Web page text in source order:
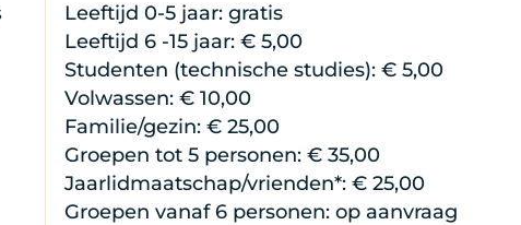
Leeftijd 0-5 jaar: gratis
Leeftijd 6 -15 jaar: € 5,00
Studenten (technische studies): € 5,00
Volwassen: € 10,00
Familie/gezin: € 25,00
Groepen tot 5 personen: € 35,00
Jaarlidmaatschap/vrienden*: € 25,00
Groepen vanaf 6 personen: op aanvraag